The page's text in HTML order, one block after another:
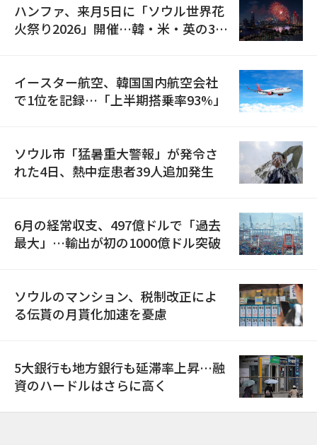
ハンファ、来月5日に「ソウル世界花
火祭り2026」開催…韓・米・英の3カ
イースター航空、韓国国内航空会社
で1位を記録…「上半期搭乗率93%」
ソウル市「猛暑重大警報」が発令さ
れた4日、熱中症患者39人追加発生
6月の経常収支、497億ドルで「過去
最大」…輸出が初の1000億ドル突破
ソウルのマンション、税制改正によ
る伝貰の月貰化加速を憂慮
5大銀行も地方銀行も延滞率上昇…融
資のハードルはさらに高く